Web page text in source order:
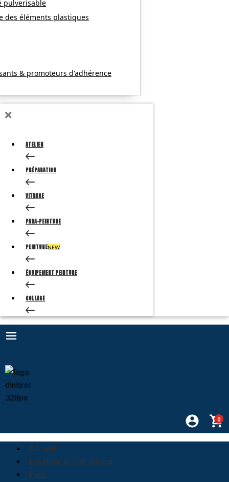
pulverisable
des éléments plastiques
& promoteurs d'adhérence
ATELIER
PRÉPARATION
VITRAGE
PARA-PEINTURE
PEINTURENEW
ÉQUIPEMENT PEINTURE
COLLAGE
0
Accueil
Localiser un distributeur
Pack